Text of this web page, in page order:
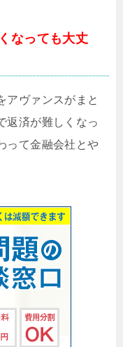
なっても大丈
アヴァンスがまと
返済が難しくなっ
って金融会社とや